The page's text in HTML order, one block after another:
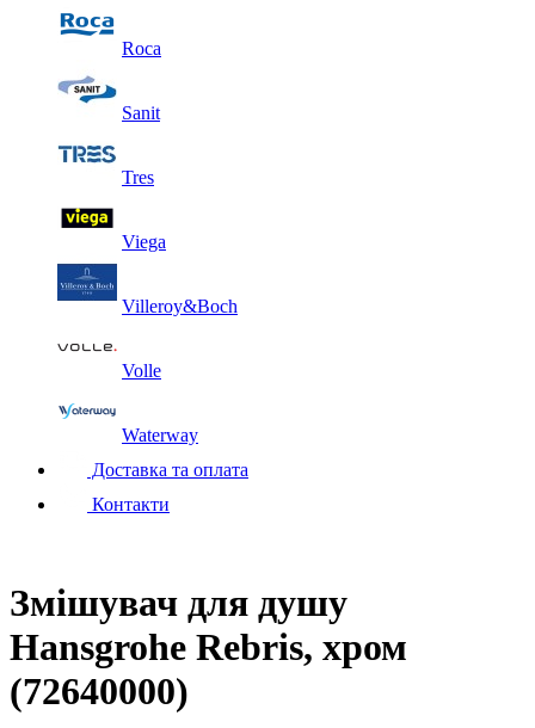
Roca
Sanit
Tres
Viega
Villeroy&Boch
Volle
Waterway
Доставка та оплата
Контакти
Змішувач для душу
Hansgrohe Rebris, хром
(72640000)